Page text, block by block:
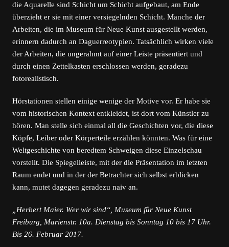
die Aquarelle sind Schicht um Schicht aufgebaut, am Ende
überzieht er sie mit einer versiegelnden Schicht. Manche der
Arbeiten, die im Museum für Neue Kunst ausgestellt werden,
erinnern dadurch an Daguerreotypien. Tatsächlich wirken viele
der Arbeiten, die ungerahmt auf einer Leiste präsentiert und
durch einen Zettelkasten erschlossen werden, geradezu
fotorealistisch.
Hörstationen stellen einige wenige der Motive vor. Er habe sie
vom historischen Kontext entkleidet, ist dort vom Künstler zu
hören. Man stelle sich einmal all die Geschichten vor, die diese
Köpfe, Leiber oder Körperteile erzählen könnten. Was für eine
Weltgeschichte von beredtem Schweigen diese Einzelschau
vorstellt. Die Spiegelleiste, mit der die Präsentation im letzten
Raum endet und in der der Betrachter sich selbst erblicken
kann, mutet dagegen geradezu naiv an.
„Herbert Maier. Wer wir sind“, Museum für Neue Kunst
Freiburg, Marienstr. 10a. Dienstag bis Sonntag 10 bis 17 Uhr.
Bis 26. Februar 2017.